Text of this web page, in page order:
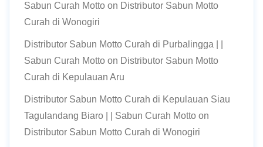
Sabun Curah Motto on Distributor Sabun Motto
Curah di Wonogiri
Distributor Sabun Motto Curah di Purbalingga | |
Sabun Curah Motto on Distributor Sabun Motto
Curah di Kepulauan Aru
Distributor Sabun Motto Curah di Kepulauan Siau
Tagulandang Biaro | | Sabun Curah Motto on
Distributor Sabun Motto Curah di Wonogiri